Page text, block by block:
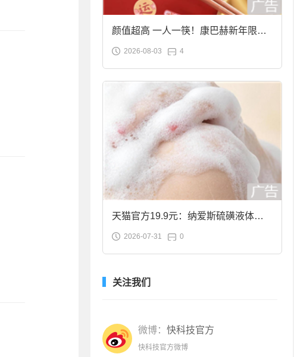
颜值超高 一人一筷！康巴赫新年限定
合金筷子大促：19.9元
2026-08-03 4
天猫官方19.9元：纳爱斯硫磺液体香
皂2斤大促
2026-07-31 0
关注我们
微博： 快科技官方
快科技官方微博